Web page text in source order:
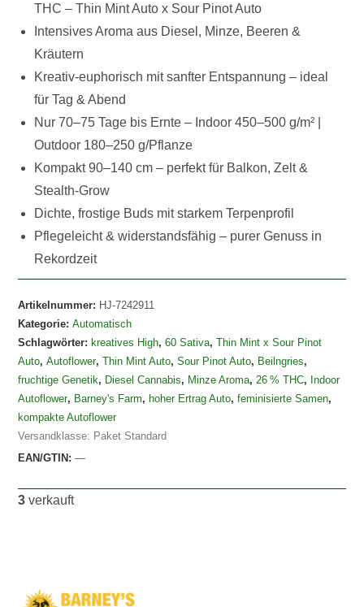
THC – Thin Mint Auto x Sour Pinot Auto
Intensives Aroma aus Diesel, Minze, Beeren &
Kräutern
Kreativ-euphorisch mit sanfter Entspannung – ideal
für Tag & Abend
Nur 70–75 Tage bis Ernte – Indoor 450–500 g/m² |
Outdoor 180–250 g/Pflanze
Kompakt 90–140 cm – perfekt für Balkon, Zelt &
Stealth-Grow
Dichte, frostige Buds mit starkem Terpenprofil
Pflegeleicht & widerstandsfähig – purer Genuss in
Rekordzeit
Artikelnummer: HJ-7242911
Kategorie:Automatisch
Schlagwörter:kreatives High,60 Sativa,Thin Mint x Sour Pinot
Auto,Autoflower,Thin Mint Auto,Sour Pinot Auto, Beilngries,
fruchtige Genetik, Diesel Cannabis, Minze Aroma, 26 % THC, Indoor
Autoflower, Barney's Farm, hoher Ertrag Auto,feminisierte Samen,
kompakte Autoflower
Versandklasse: Paket Standard
EAN/GTIN:—
3 verkauft